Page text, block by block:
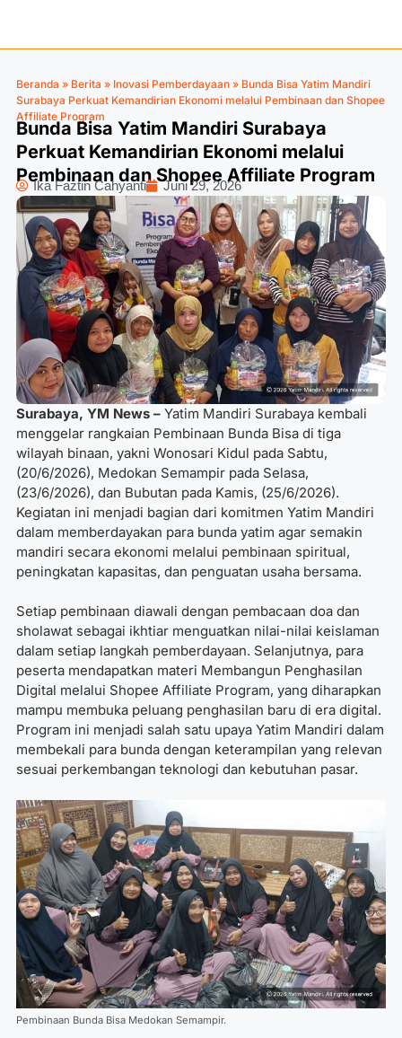
Beranda » Berita » Inovasi Pemberdayaan » Bunda Bisa Yatim Mandiri
Surabaya Perkuat Kemandirian Ekonomi melalui Pembinaan dan Shopee
Affiliate Program
Bunda Bisa Yatim Mandiri Surabaya
Perkuat Kemandirian Ekonomi melalui
Pembinaan dan Shopee Affiliate Program
Ika Faztin Cahyanti Juni 29, 2026
Surabaya, YM News – Yatim Mandiri Surabaya kembali
menggelar rangkaian Pembinaan Bunda Bisa di tiga
wilayah binaan, yakni Wonosari Kidul pada Sabtu,
(20/6/2026), Medokan Semampir pada Selasa,
(23/6/2026), dan Bubutan pada Kamis, (25/6/2026).
Kegiatan ini menjadi bagian dari komitmen Yatim Mandiri
dalam memberdayakan para bunda yatim agar semakin
mandiri secara ekonomi melalui pembinaan spiritual,
peningkatan kapasitas, dan penguatan usaha bersama.
Setiap pembinaan diawali dengan pembacaan doa dan
sholawat sebagai ikhtiar menguatkan nilai-nilai keislaman
dalam setiap langkah pemberdayaan. Selanjutnya, para
peserta mendapatkan materi Membangun Penghasilan
Digital melalui Shopee Affiliate Program, yang diharapkan
mampu membuka peluang penghasilan baru di era digital.
Program ini menjadi salah satu upaya Yatim Mandiri dalam
membekali para bunda dengan keterampilan yang relevan
sesuai perkembangan teknologi dan kebutuhan pasar.
Pembinaan Bunda Bisa Medokan Semampir.